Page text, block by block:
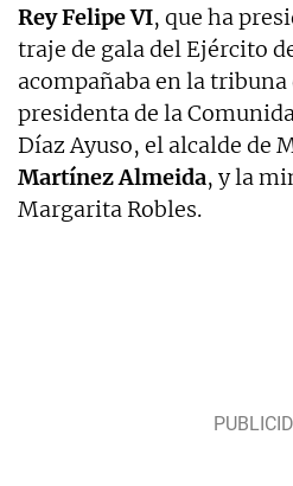
Rey Felipe VI, que ha
traje de gala del Ejército
acompañaba en la
presidenta de la
Díaz Ayuso, el alcalde de
Martínez Almeida, y la
Margarita Robles.